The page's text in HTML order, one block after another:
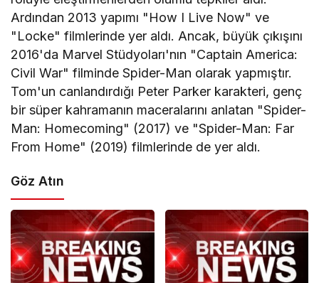
Ardından 2013 yapımı "How I Live Now" ve
"Locke" filmlerinde yer aldı. Ancak, büyük çıkışını
2016'da Marvel Stüdyoları'nın "Captain America:
Civil War" filminde Spider-Man olarak yapmıştır.
Tom'un canlandırdığı Peter Parker karakteri, genç
bir süper kahramanın maceralarını anlatan "Spider-
Man: Homecoming" (2017) ve "Spider-Man: Far
From Home" (2019) filmlerinde de yer aldı.
Göz Atın